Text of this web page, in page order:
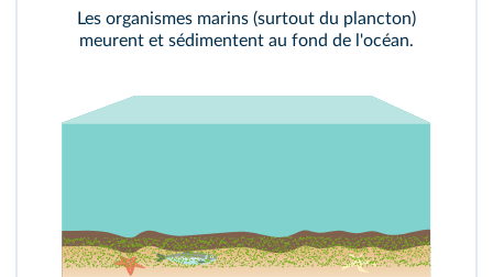
Les organismes marins (surtout du plancton)
meurent et sédimentent au fond de l'océan.